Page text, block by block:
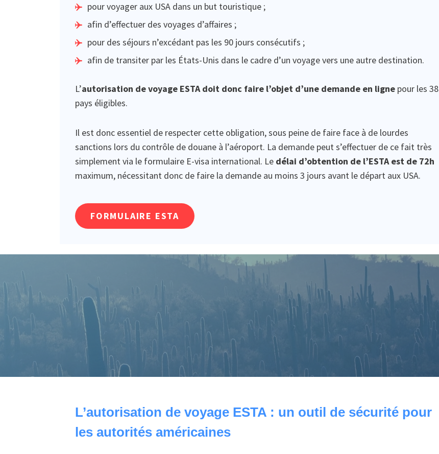
pour voyager aux USA dans un but touristique ;
afin d’effectuer des voyages d’affaires ;
pour des séjours n’excédant pas les 90 jours consécutifs ;
afin de transiter par les États-Unis dans le cadre d’un voyage vers une autre destination.
L’autorisation de voyage ESTA doit donc faire l’objet d’une demande en ligne pour les 38
pays éligibles.
Il est donc essentiel de respecter cette obligation, sous peine de faire face à de lourdes
sanctions lors du contrôle de douane à l’aéroport. La demande peut s’effectuer de ce fait très
simplement via le formulaire E-visa international. Le délai d’obtention de l’ESTA est de 72h
maximum, nécessitant donc de faire la demande au moins 3 jours avant le départ aux USA.
FORMULAIRE ESTA
L’autorisation de voyage ESTA : un outil de sécurité pour
les autorités américaines